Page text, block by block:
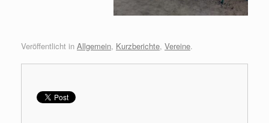
Veröffentlicht in Allgemein, Kurzberichte, Vereine.